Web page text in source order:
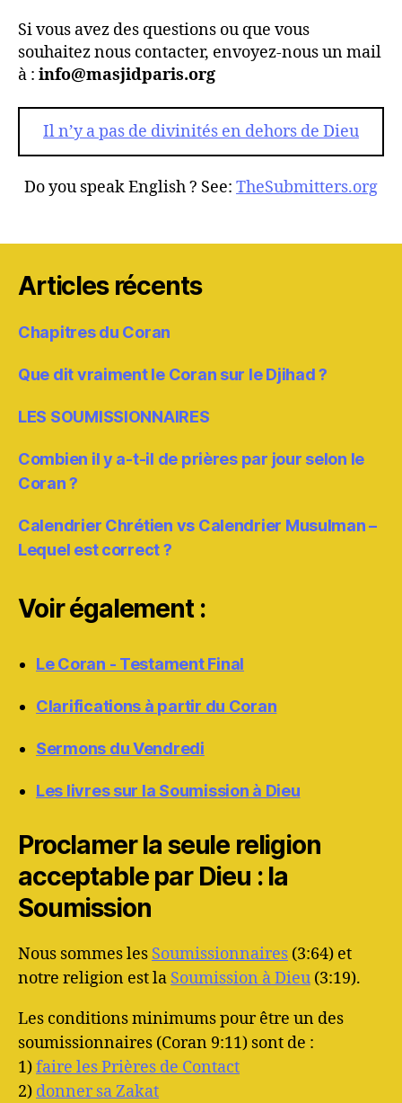
Si vous avez des questions ou que vous
souhaitez nous contacter, envoyez-nous un mail
à : info@masjidparis.org
Il n’y a pas de divinités en dehors de Dieu
Do you speak English ? See: TheSubmitters.org
Articles récents
Chapitres du Coran
Que dit vraiment le Coran sur le Djihad ?
LES SOUMISSIONNAIRES
Combien il y a-t-il de prières par jour selon le
Coran ?
Calendrier Chrétien vs Calendrier Musulman –
Lequel est correct ?
Voir également :
Le Coran - Testament Final
Clarifications à partir du Coran
Sermons du Vendredi
Les livres sur la Soumission à Dieu
Proclamer la seule religion
acceptable par Dieu : la
Soumission
Nous sommes les Soumissionnaires (3:64) et
notre religion est la Soumission à Dieu (3:19).
Les conditions minimums pour être un des
soumissionnaires (Coran 9:11) sont de :
1)faire les Prières de Contact
2) donner sa Zakat